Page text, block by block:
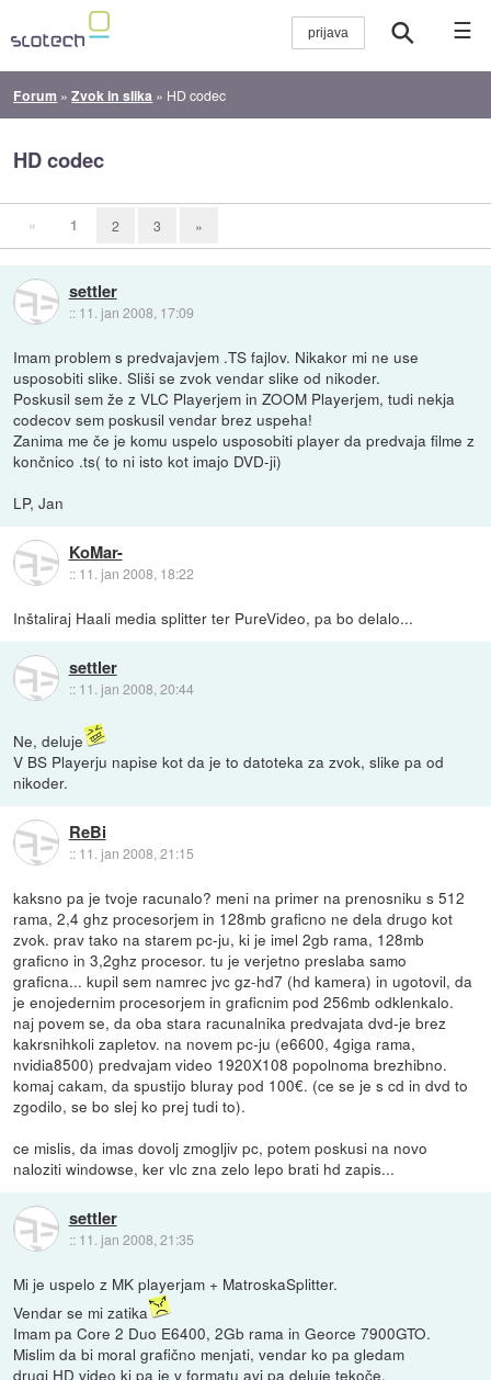
☰
Forum »Zvok in slika » HD codec
HD codec
« 1 2 3 »
settler
:: 11. jan 2008, 17:09
Imam problem s predvajavjem .TS fajlov. Nikakor mi ne use
usposobiti slike. Sliši se zvok vendar slike od nikoder.
Poskusil sem že z VLC Playerjem in ZOOM Playerjem, tudi nekja
codecov sem poskusil vendar brez uspeha!
Zanima me če je komu uspelo usposobiti player da predvaja filme z
končnico .ts( to ni isto kot imajo DVD-ji)
LP, Jan
KoMar-
:: 11. jan 2008, 18:22
Inštaliraj Haali media splitter ter PureVideo, pa bo delalo...
settler
:: 11. jan 2008, 20:44
Ne, deluje
V BS Playerju napise kot da je to datoteka za zvok, slike pa od
nikoder.
ReBi
:: 11. jan 2008, 21:15
kaksno pa je tvoje racunalo? meni na primer na prenosniku s 512
rama, 2,4 ghz procesorjem in 128mb graficno ne dela drugo kot
zvok. prav tako na starem pc-ju, ki je imel 2gb rama, 128mb
graficno in 3,2ghz procesor. tu je verjetno preslaba samo
graficna... kupil sem namrec jvc gz-hd7 (hd kamera) in ugotovil, da
je enojedernim procesorjem in graficnim pod 256mb odklenkalo.
naj povem se, da oba stara racunalnika predvajata dvd-je brez
kakrsnihkoli zapletov. na novem pc-ju (e6600, 4giga rama,
nvidia8500) predvajam video 1920X108 popolnoma brezhibno.
komaj cakam, da spustijo bluray pod 100€. (ce se je s cd in dvd to
zgodilo, se bo slej ko prej tudi to).
ce mislis, da imas dovolj zmogljiv pc, potem poskusi na novo
naloziti windowse, ker vlc zna zelo lepo brati hd zapis...
settler
:: 11. jan 2008, 21:35
Mi je uspelo z MK playerjam + MatroskaSplitter.
Vendar se mi zatika
Imam pa Core 2 Duo E6400, 2Gb rama in Georce 7900GTO.
Mislim da bi moral grafično menjati, vendar ko pa gledam
drugi HD video ki pa je v formatu avi pa deluje tekoče.